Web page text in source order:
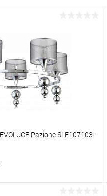
Pazione SLE107103-